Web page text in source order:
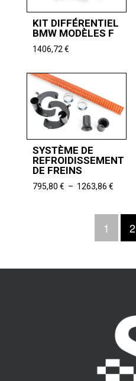
KIT DIFFÉRENTIEL
BMW MODÈLES F
1406,72 €
SYSTÈME DE
REFROIDISSEMENT
DE FREINS
795,80 € – 1263,86 €Plage
1 2